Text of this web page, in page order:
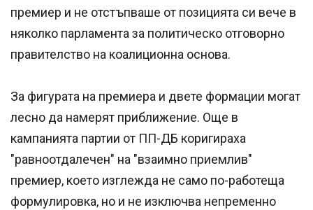
премиер и не отстъпваше от позицията си вече в
няколко парламента за политическо отговорно
правителство на коалиционна основа.
За фигурата на премиера и двете формации могат
лесно да намерят приближение. Още в
кампанията партии от ПП-ДБ коригираха
"равноотдалечен" на "взаимно приемлив"
премиер, което изглежда не само по-работеща
формулировка, но и не изключва непременно